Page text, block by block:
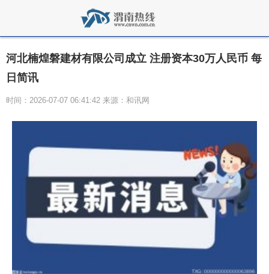
河北楠煌磐建材有限公司成立 注册资本30万人民币 每
日简讯
时间：2026-07-07 06:41:42 来源：和讯网